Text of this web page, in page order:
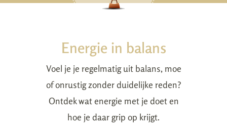
Energie in balans
Voel je je regelmatig uit balans, moe
of onrustig zonder duidelijke reden?
Ontdek wat energie met je doet en
hoe je daar grip op krijgt.